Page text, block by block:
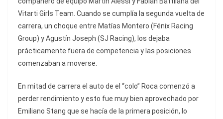
Vitarti Girls Team. Cuando se cumplía la segunda vuelta de
carrera, un choque entre Matías Montero (Fénix Racing
Group) y Agustín Joseph (SJ Racing), los dejaba
prácticamente fuera de competencia y las posiciones
comenzaban a moverse.
En mitad de carrera el auto de el “colo” Roca comenzó a
perder rendimiento y esto fue muy bien aprovechado por
Emiliano Stang que se hacía de la primera posición, lo